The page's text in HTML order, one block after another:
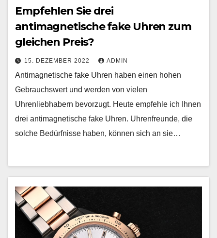
Empfehlen Sie drei
antimagnetische fake Uhren zum
gleichen Preis?
15. DEZEMBER 2022 ADMIN
Antimagnetische fake Uhren haben einen hohen
Gebrauchswert und werden von vielen
Uhrenliebhabern bevorzugt. Heute empfehle ich Ihnen
drei antimagnetische fake Uhren. Uhrenfreunde, die
solche Bedürfnisse haben, können sich an sie…